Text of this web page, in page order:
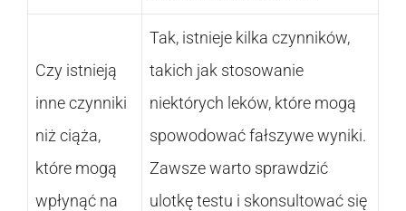
Czy istnieją
inne czynniki
niż ciąża,
które mogą
wpłynąć na
Tak, istnieje kilka czynników,
takich jak stosowanie
niektórych leków, które mogą
spowodować fałszywe wyniki.
Zawsze warto sprawdzić
ulotkę testu i skonsultować się